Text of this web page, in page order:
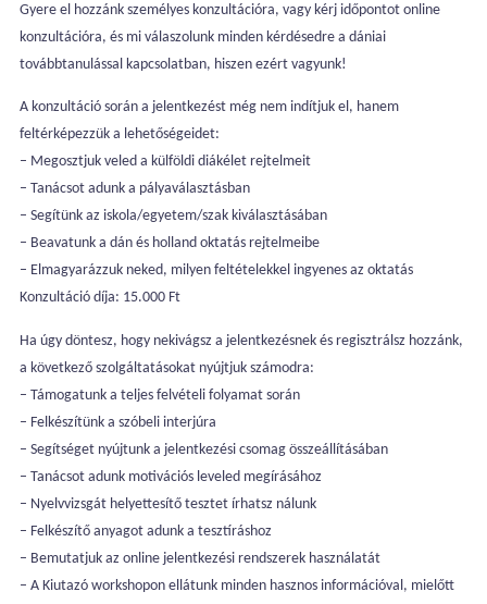
Gyere el hozzánk személyes konzultációra, vagy kérj időpontot online
konzultációra, és mi válaszolunk minden kérdésedre a dániai
továbbtanulással kapcsolatban, hiszen ezért vagyunk!
A konzultáció során a jelentkezést még nem indítjuk el, hanem
feltérképezzük a lehetőségeidet:
– Megosztjuk veled a külföldi diákélet rejtelmeit
– Tanácsot adunk a pályaválasztásban
– Segítünk az iskola/egyetem/szak kiválasztásában
– Beavatunk a dán és holland oktatás rejtelmeibe
– Elmagyarázzuk neked, milyen feltételekkel ingyenes az oktatás
Konzultáció díja: 15.000 Ft
Ha úgy döntesz, hogy nekivágsz a jelentkezésnek és regisztrálsz hozzánk,
a következő szolgáltatásokat nyújtjuk számodra:
– Támogatunk a teljes felvételi folyamat során
– Felkészítünk a szóbeli interjúra
– Segítséget nyújtunk a jelentkezési csomag összeállításában
– Tanácsot adunk motivációs leveled megírásához
– Nyelvvizsgát helyettesítő tesztet írhatsz nálunk
– Felkészítő anyagot adunk a tesztíráshoz
– Bemutatjuk az online jelentkezési rendszerek használatát
– A Kiutazó workshopon ellátunk minden hasznos információval, mielőtt